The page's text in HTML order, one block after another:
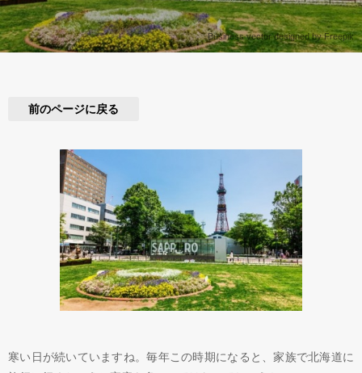
Business vector designed by Freepik
前のページに戻る
寒い日が続いていますね。毎年この時期になると、家族で北海道に